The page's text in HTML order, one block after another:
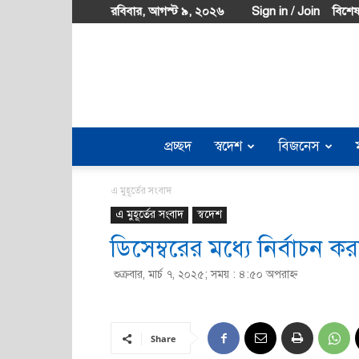
রবিবার, আগস্ট ৯, ২০২৬ Sign in / Join
প্রচ্ছদ স্বদেশ বিজনেস
এ মুহূর্তের সংবাদ
এ মুহূর্তের সংবাদ স্বদেশ
ডিসেম্বরের মধ্যে নির্বাচন
শুক্রবার, মার্চ ৭, ২০২৫; সময় : ৪:৫০ অপরাহ্ণ
Share